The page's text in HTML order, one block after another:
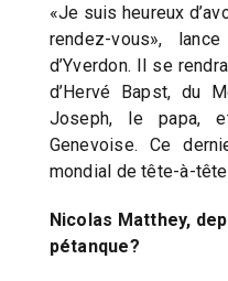
«Je suis heureux
rendez-vous»,
d’Yverdon. Il se
d’Hervé Bapst, du
Joseph, le papa,
Genevoise. Ce
mondial de tête-à-
Nicolas Matthey,
pétanque?